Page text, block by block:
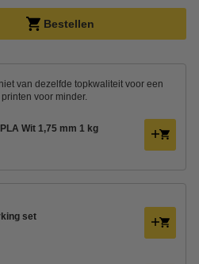
Bestellen
van dezelfde topkwaliteit voor een
voor minder.
Wit 1,75 mm 1 kg
set